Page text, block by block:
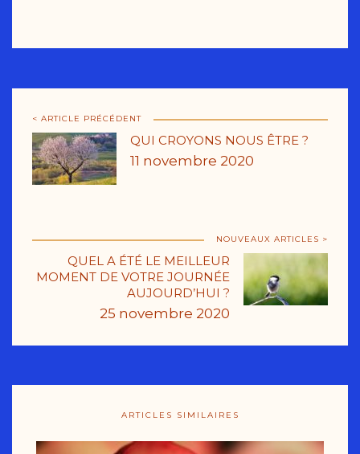
< ARTICLE PRÉCÉDENT
QUI CROYONS NOUS ÊTRE ?
11 novembre 2020
NOUVEAUX ARTICLES >
QUEL A ÉTÉ LE MEILLEUR
MOMENT DE VOTRE JOURNÉE
AUJOURD’HUI ?
25 novembre 2020
ARTICLES SIMILAIRES